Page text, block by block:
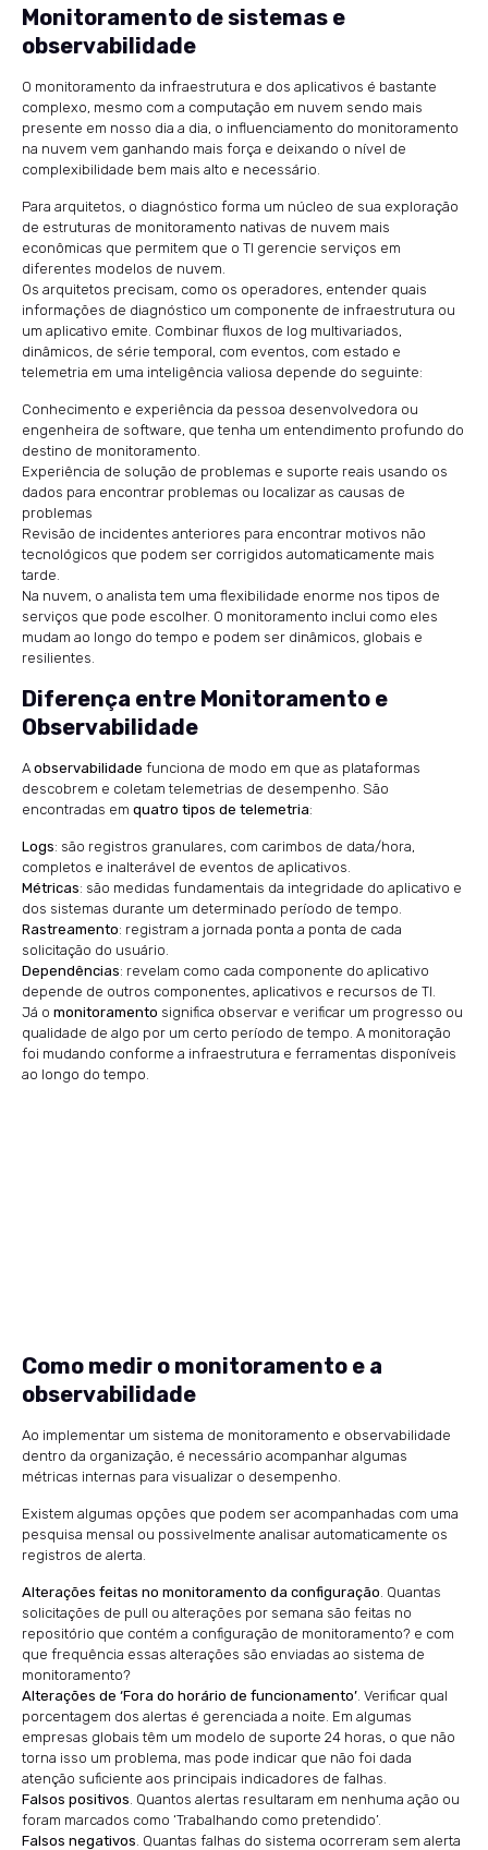
Monitoramento de sistemas e
observabilidade
O monitoramento da infraestrutura e dos aplicativos é bastante
complexo, mesmo com a computação em nuvem sendo mais
presente em nosso dia a dia, o influenciamento do monitoramento
na nuvem vem ganhando mais força e deixando o nível de
complexibilidade bem mais alto e necessário.
Para arquitetos, o diagnóstico forma um núcleo de sua exploração
de estruturas de monitoramento nativas de nuvem mais
econômicas que permitem que o TI gerencie serviços em
diferentes modelos de nuvem.
Os arquitetos precisam, como os operadores, entender quais
informações de diagnóstico um componente de infraestrutura ou
um aplicativo emite. Combinar fluxos de log multivariados,
dinâmicos, de série temporal, com eventos, com estado e
telemetria em uma inteligência valiosa depende do seguinte:
Conhecimento e experiência da pessoa desenvolvedora ou
engenheira de software, que tenha um entendimento profundo do
destino de monitoramento.
Experiência de solução de problemas e suporte reais usando os
dados para encontrar problemas ou localizar as causas de
problemas
Revisão de incidentes anteriores para encontrar motivos não
tecnológicos que podem ser corrigidos automaticamente mais
tarde.
Na nuvem, o analista tem uma flexibilidade enorme nos tipos de
serviços que pode escolher. O monitoramento inclui como eles
mudam ao longo do tempo e podem ser dinâmicos, globais e
resilientes.
Diferença entre Monitoramento e
Observabilidade
A observabilidade funciona de modo em que as plataformas
descobrem e coletam telemetrias de desempenho. São
encontradas em quatro tipos de telemetria:
Logs: são registros granulares, com carimbos de data/hora,
completos e inalterável de eventos de aplicativos.
Métricas: são medidas fundamentais da integridade do aplicativo e
dos sistemas durante um determinado período de tempo.
Rastreamento: registram a jornada ponta a ponta de cada
solicitação do usuário.
Dependências: revelam como cada componente do aplicativo
depende de outros componentes, aplicativos e recursos de TI.
Já o monitoramento significa observar e verificar um progresso ou
qualidade de algo por um certo período de tempo. A monitoração
foi mudando conforme a infraestrutura e ferramentas disponíveis
ao longo do tempo.
Como medir o monitoramento e a
observabilidade
Ao implementar um sistema de monitoramento e observabilidade
dentro da organização, é necessário acompanhar algumas
métricas internas para visualizar o desempenho.
Existem algumas opções que podem ser acompanhadas com uma
pesquisa mensal ou possivelmente analisar automaticamente os
registros de alerta.
Alterações feitas no monitoramento da configuração . Quantas
solicitações de pull ou alterações por semana são feitas no
repositório que contém a configuração de monitoramento? e com
que frequência essas alterações são enviadas ao sistema de
monitoramento?
Alterações de ‘Fora do horário de funcionamento’ . Verificar qual
porcentagem dos alertas é gerenciada a noite. Em algumas
empresas globais têm um modelo de suporte 24 horas, o que não
torna isso um problema, mas pode indicar que não foi dada
atenção suficiente aos principais indicadores de falhas.
Falsos positivos . Quantos alertas resultaram em nenhuma ação ou
foram marcados como ‘Trabalhando como pretendido’.
Falsos negativos . Quantas falhas do sistema ocorreram sem alerta